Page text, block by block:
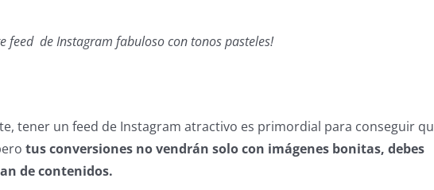
feed de Instagram fabuloso con tonos pasteles!
tener un feed de Instagram atractivo es primordial para conseguir
tus conversiones no vendrán solo con imágenes bonitas, debes
de contenidos.